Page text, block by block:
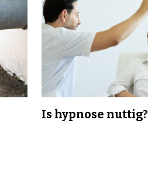
Is hypnose nuttig?